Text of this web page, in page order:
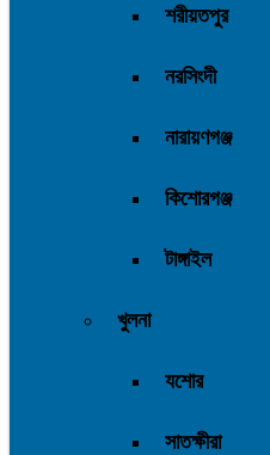
শরীয়তপুর
নরসিংদী
নারায়ণগঞ্জ
কিশোরগঞ্জ
টাঙ্গাইল
খুলনা
যশোর
সাতক্ষীরা